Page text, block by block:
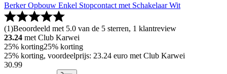
Berker Opbouw Enkel Stopcontact met Schakelaar Wit
(1)Beoordeeld met 5.0 van de 5 sterren, 1 klantreview
23.24 met Club Karwei
25% korting25% korting
25% korting, voordeelprijs: 23.24 euro met Club Karwei
30.99